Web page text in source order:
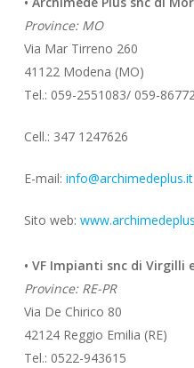
Province: MO
Via Mar Tirreno 260
41122 Modena (MO)
Tel.: 059-2551083/ 059-
Cell.: 347 1247626
E-mail:info@archimedeplus.it
Sito web:
• VF Impianti snc di Virgilli
Province: RE-PR
Via De Chirico 80
42124 Reggio Emilia (RE)
Tel.: 0522-943615